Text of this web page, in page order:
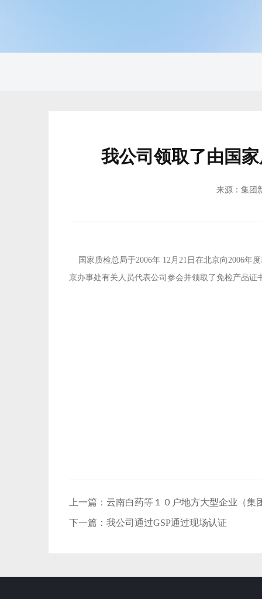
我公司领取了由国
来源：集
国家质检总局于2006年 12月21日在北京向2006年
京办事处有关人员代表公司参会并领取了免检产品证
上一篇： 云南白药等１０户地方大型企业（集
下一篇： 我公司通过GSP通过现场认证